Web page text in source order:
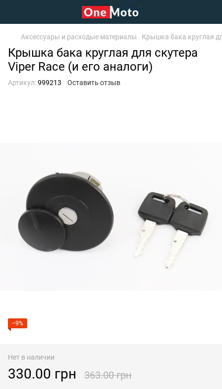
Аксессуары и расходые материалы Крышка бака круглая
Крышка бака круглая для скутера
Viper Race (и его аналоги)
Артикул:999213 Оставить отзыв
−9%
Нет в наличии
330.00 грн 363.00 грн